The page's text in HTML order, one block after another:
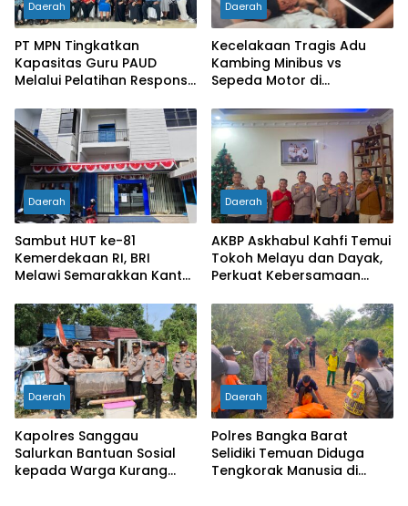
Daerah
PT MPN Tingkatkan
Kapasitas Guru PAUD
Melalui Pelatihan Responsif
Daerah
Kecelakaan Tragis Adu
Kambing Minibus vs
Sepeda Motor di
Meninggal Dunia
Daerah
Sambut HUT ke-81
Kemerdekaan RI, BRI
Melawi Semarakkan Kantor
Putih
Daerah
AKBP Askhabul Kahfi Temui
Tokoh Melayu dan Dayak,
Perkuat Kebersamaan
Daerah
Kapolres Sanggau
Salurkan Bantuan Sosial
kepada Warga Kurang
Daerah
Polres Bangka Barat
Selidiki Temuan Diduga
Tengkorak Manusia di